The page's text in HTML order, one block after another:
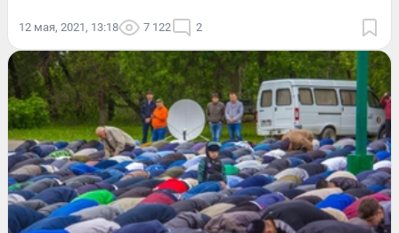
12 мая, 2021, 13:18 7 122 2